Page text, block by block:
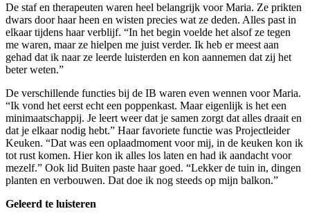
De staf en therapeuten waren heel belangrijk voor Maria. Ze prikten
dwars door haar heen en wisten precies wat ze deden. Alles past in
elkaar tijdens haar verblijf. “In het begin voelde het alsof ze tegen
me waren, maar ze hielpen me juist verder. Ik heb er meest aan
gehad dat ik naar ze leerde luisterden en kon aannemen dat zij het
beter weten.”
De verschillende functies bij de IB waren even wennen voor Maria.
“Ik vond het eerst echt een poppenkast. Maar eigenlijk is het een
minimaatschappij. Je leert weer dat je samen zorgt dat alles draait en
dat je elkaar nodig hebt.” Haar favoriete functie was Projectleider
Keuken. “Dat was een oplaadmoment voor mij, in de keuken kon ik
tot rust komen. Hier kon ik alles los laten en had ik aandacht voor
mezelf.” Ook lid Buiten paste haar goed. “Lekker de tuin in, dingen
planten en verbouwen. Dat doe ik nog steeds op mijn balkon.”
Geleerd te luisteren